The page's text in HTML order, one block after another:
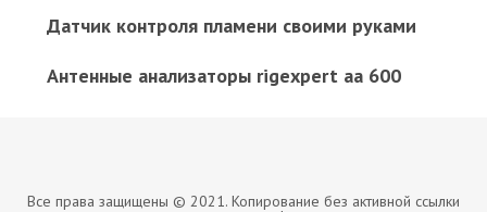
Датчик контроля пламени своими руками
Антенные анализаторы rigexpert aa 600
Все права защищены © 2021. Копирование без активной ссылки